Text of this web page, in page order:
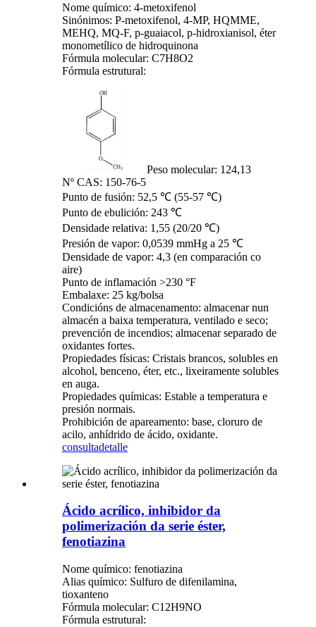
Nome químico: 4-metoxifenol
Sinónimos: P-metoxifenol, 4-MP, HQMME,
MEHQ, MQ-F, p-guaiacol, p-hidroxianisol, éter
monometílico de hidroquinona
Fórmula molecular: C7H8O2
Fórmula estrutural:
Peso molecular: 124,13
Nº CAS: 150-76-5
Punto de fusión: 52,5 ℃ (55-57 ℃)
Punto de ebulición: 243 ℃
Densidade relativa: 1,55 (20/20 ℃)
Presión de vapor: 0,0539 mmHg a 25 ℃
Densidade de vapor: 4,3 (en comparación co
aire)
Punto de inflamación >230 °F
Embalaxe: 25 kg/bolsa
Condicións de almacenamento: almacenar nun
almacén a baixa temperatura, ventilado e seco;
prevención de incendios; almacenar separado de
oxidantes fortes.
Propiedades físicas: Cristais brancos, solubles en
alcohol, benceno, éter, etc., lixeiramente solubles
en auga.
Propiedades químicas: Estable a temperatura e
presión normais.
Prohibición de apareamento: base, cloruro de
acilo, anhídrido de ácido, oxidante.
consultadetalle
Ácido acrílico, inhibidor da
polimerización da serie éster,
fenotiazina
Nome químico: fenotiazina
Alias ​​químico: Sulfuro de difenilamina,
tioxanteno
Fórmula molecular: C12H9NO
Fórmula estrutural: